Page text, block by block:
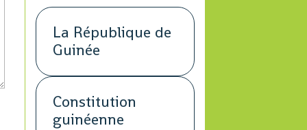
La République de
Guinée
Constitution
guinéenne